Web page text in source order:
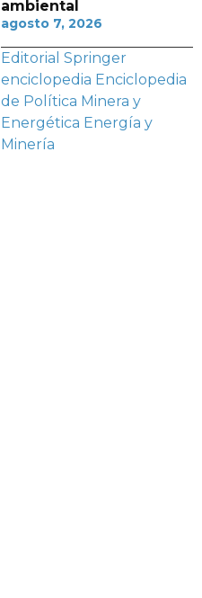
ambiental
agosto 7, 2026
Editorial Springer
enciclopedia Enciclopedia
de Política Minera y
Energética Energía y
Minería